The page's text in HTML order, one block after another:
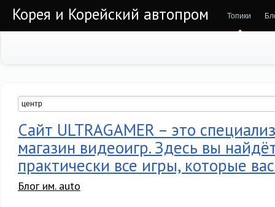
Корея и Корейский автопром Топики
Сайт ULTRAGAMER – это
магазин видеоигр. Здесь вы
практически все игры, которые
Блог им. auto